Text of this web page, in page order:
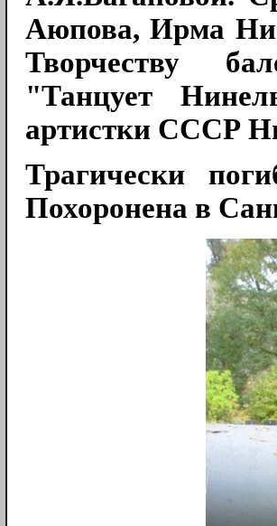
Аюпова, Ирма
Творчеству
"Танцует
артистки СССР
Трагически
Похоронена в